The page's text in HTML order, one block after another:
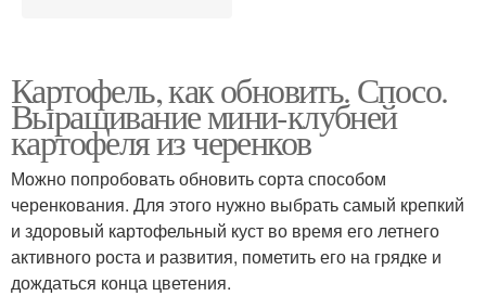
Картофель, как обновить. Спосо.
Выращивание мини-клубней
картофеля из черенков
Можно попробовать обновить сорта способом
черенкования. Для этого нужно выбрать самый крепкий
и здоровый картофельный куст во время его летнего
активного роста и развития, пометить его на грядке и
дождаться конца цветения.